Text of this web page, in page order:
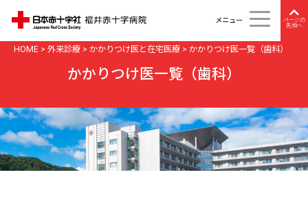
メニュー
ページの
先頭へ
HOME > 外来診療 > かかりつけ医と在宅医療 > かかりつけ医一覧（歯科）
かかりつけ医一覧（歯科）